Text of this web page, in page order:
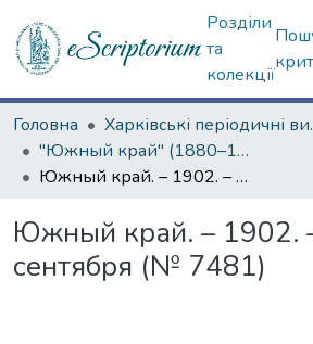
Розділи
та
колекції
Головна
"Южный край" (1880–1919 гг.)
Южный край. – 1902. – 1 сентября (№ 7481)
Южный край. – 1902.
сентября (№ 7481)